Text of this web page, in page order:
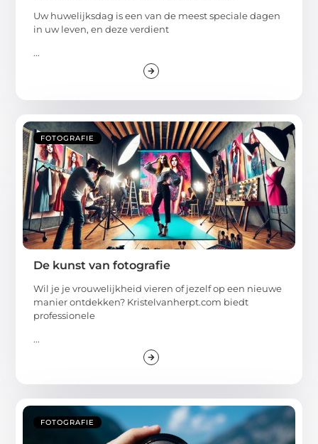
Uw huwelijksdag is een van de meest speciale dagen
in uw leven, en deze verdient
...
FOTOGRAFIE
De kunst van fotografie
Wil je je vrouwelijkheid vieren of jezelf op een nieuwe
manier ontdekken? Kristelvanherpt.com biedt
professionele
...
FOTOGRAFIE